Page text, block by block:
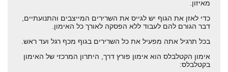
מאיזון.
כדי לאזן את הגוף יש לגייס את השרירים המייצבים והתנועתיים,
דבר הגורם להם לעבוד ללא הפסקה לאורך כל האימון.
בכל תרגיל אתה מפעיל את כל השרירים בגוף מכף רגל ועד ראש.
אימון הקטלבלס הוא אימון פורץ דרך, היתרון המרכזי של האימון
בקטלבלס: